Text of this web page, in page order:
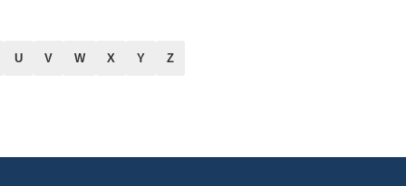
U V W X Y Z